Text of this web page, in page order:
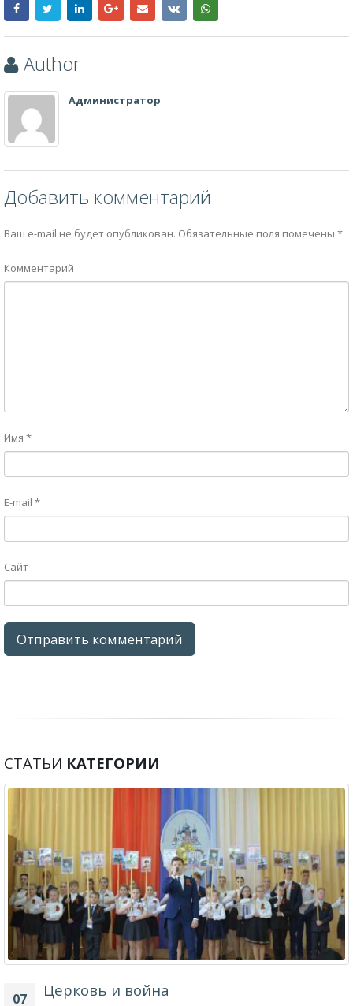
Author
Администратор
Добавить комментарий
Ваш e-mail не будет опубликован. Обязательные поля помечены *
Комментарий
Имя *
E-mail *
Сайт
СТАТЬИ КАТЕГОРИИ
07 Церковь и война